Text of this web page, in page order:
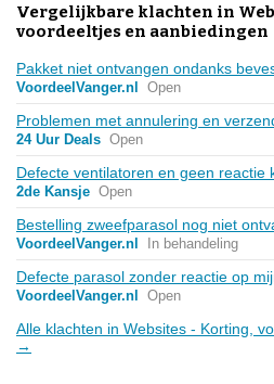
Vergelijkbare klachten in
voordeeltjes en aanbiedingen
Pakket niet ontvangen ondanks
VoordeelVanger.nl Open
Problemen met annulering en
24 Uur Deals Open
Defecte ventilatoren en geen reactie
2de Kansje Open
Bestelling zweefparasol nog niet
VoordeelVanger.nl In behandeling
Defecte parasol zonder reactie op
VoordeelVanger.nl Open
Alle klachten in Websites - Korting,
→